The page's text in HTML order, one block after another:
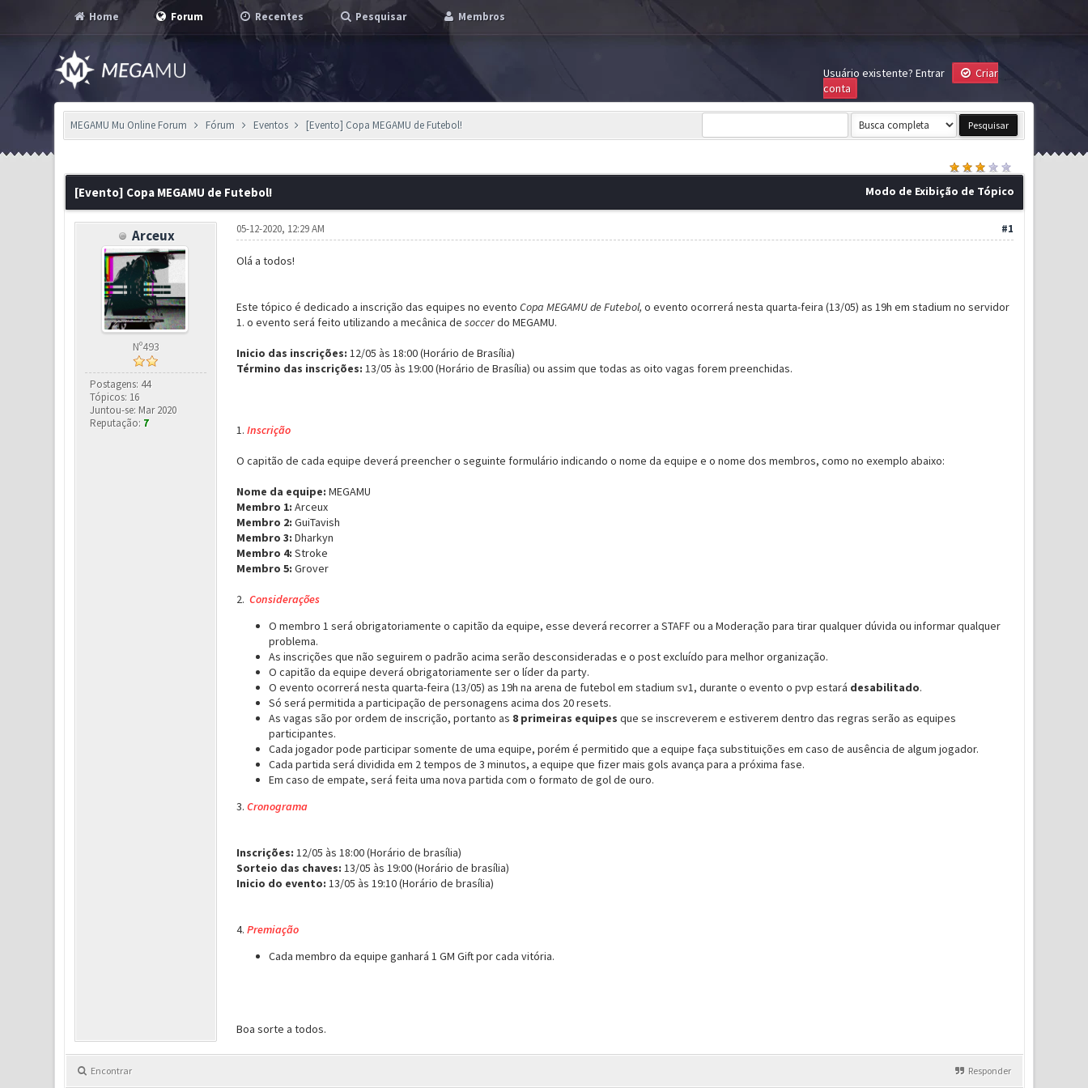
Home Forum Recentes Pesquisar Membros
Usuário existente? Entrar
Criar
conta
MEGAMU Mu Online Forum Fórum Eventos [Evento] Copa MEGAMU de Futebol!
Modo de Exibição de Tópico
[Evento] Copa MEGAMU de Futebol!
Arceux
Nº493
Postagens: 44
Tópicos: 16
Juntou-se: Mar 2020
Reputação: 7
#1
05-12-2020, 12:29 AM
Olá a todos!
Este tópico é dedicado a inscrição das equipes no evento Copa MEGAMU de Futebol, o evento ocorrerá nesta quarta-feira (13/05) as 19h em stadium no servidor
1. o evento será feito utilizando a mecânica de soccerdo MEGAMU.
Inicio das inscrições: 12/05 às 18:00 (Horário de Brasília)
Término das inscrições: 13/05 às 19:00 (Horário de Brasília) ou assim que todas as oito vagas forem preenchidas.
1. Inscrição
O capitão de cada equipe deverá preencher o seguinte formulário indicando o nome da equipe e o nome dos membros, como no exemplo abaixo:
Nome da equipe: MEGAMU
Membro 1: Arceux
Membro 2: GuiTavish
Membro 3: Dharkyn
Membro 4: Stroke
Membro 5: Grover
2. Considerações
O membro 1 será obrigatoriamente o capitão da equipe, esse deverá recorrer a STAFF ou a Moderação para tirar qualquer dúvida ou informar qualquer
problema.
As inscrições que não seguirem o padrão acima serão desconsideradas e o post excluído para melhor organização.
O capitão da equipe deverá obrigatoriamente ser o líder da party.
O evento ocorrerá nesta quarta-feira (13/05) as 19h na arena de futebol em stadium sv1, durante o evento o pvp estará desabilitado.
Só será permitida a participação de personagens acima dos 20 resets.
As vagas são por ordem de inscrição, portanto as 8 primeiras equipes que se inscreverem e estiverem dentro das regras serão as equipes
participantes.
Cada jogador pode participar somente de uma equipe, porém é permitido que a equipe faça substituições em caso de ausência de algum jogador.
Cada partida será dividida em 2 tempos de 3 minutos, a equipe que fizer mais gols avança para a próxima fase.
Em caso de empate, será feita uma nova partida com o formato de gol de ouro.
3. Cronograma
Inscrições: 12/05 às 18:00 (Horário de brasília)
Sorteio das chaves: 13/05 às 19:00 (Horário de brasília)
Inicio do evento: 13/05 às 19:10 (Horário de brasília)
4. Premiação
Cada membro da equipe ganhará 1 GM Gift por cada vitória.
Boa sorte a todos.
Encontrar Responder